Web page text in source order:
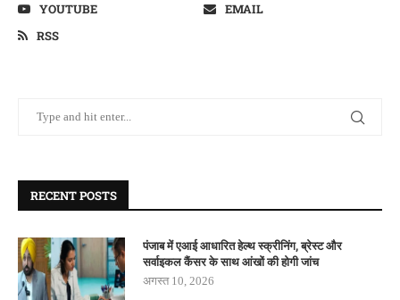
YOUTUBE
EMAIL
RSS
RECENT POSTS
पंजाब में एआई आधारित हेल्थ स्क्रीनिंग, ब्रेस्ट और
सर्वाइकल कैंसर के साथ आंखों की होगी जांच
अगस्त 10, 2026